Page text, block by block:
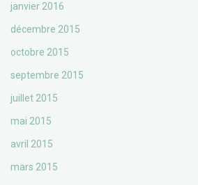
janvier 2016
décembre 2015
octobre 2015
septembre 2015
juillet 2015
mai 2015
avril 2015
mars 2015